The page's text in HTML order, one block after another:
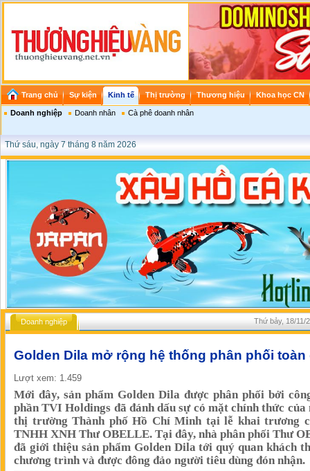
Trang chủ Sự kiện Kinh tế Thị trường Thương hiệu Khoa học CN
Doanh nghiệp Doanh nhân Cà phê doanh nhân
Thứ sáu, ngày 7 tháng 8 năm 2026
Doanh nghiệp Thứ bảy, 18/11/
Golden Dila mở rộng hệ thống phân phối toàn
Lượt xem: 1.459
Mới đây, sản phẩm Golden Dila được phân phối bởi
phần TVI Holdings đã đánh dấu sự có mặt chính thức của
thị trường Thành phố Hồ Chí Minh tại lễ khai trương
TNHH XNH Thư OBELLE. Tại đây, nhà phân phối Thư
đã giới thiệu sản phẩm Golden Dila tới quý quan khách
chương trình và được đông đảo người tiêu dùng đón nhận.